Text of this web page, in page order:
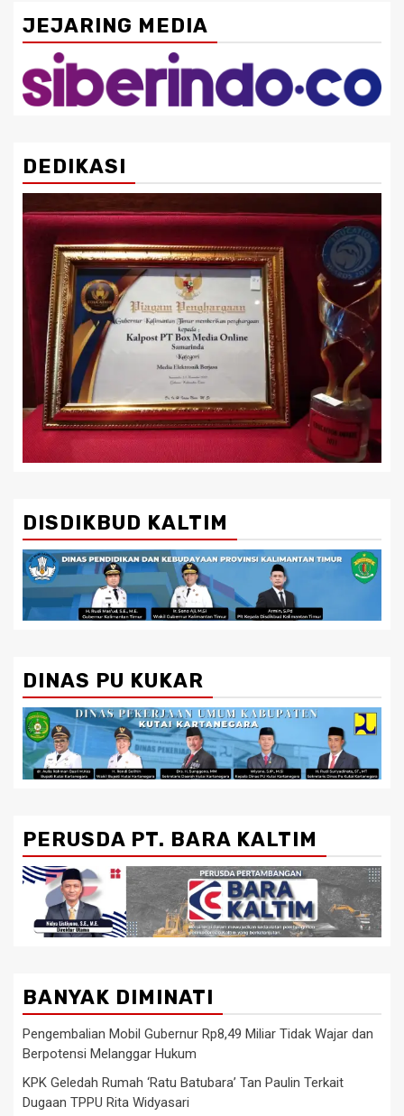
JEJARING MEDIA
DEDIKASI
DISDIKBUD KALTIM
DINAS PU KUKAR
PERUSDA PT. BARA KALTIM
BANYAK DIMINATI
Pengembalian Mobil Gubernur Rp8,49 Miliar Tidak Wajar dan
Berpotensi Melanggar Hukum
KPK Geledah Rumah ‘Ratu Batubara’ Tan Paulin Terkait
Dugaan TPPU Rita Widyasari